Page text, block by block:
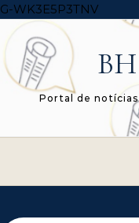
G-WK3E5P3TNVSkip
Portal de notícias